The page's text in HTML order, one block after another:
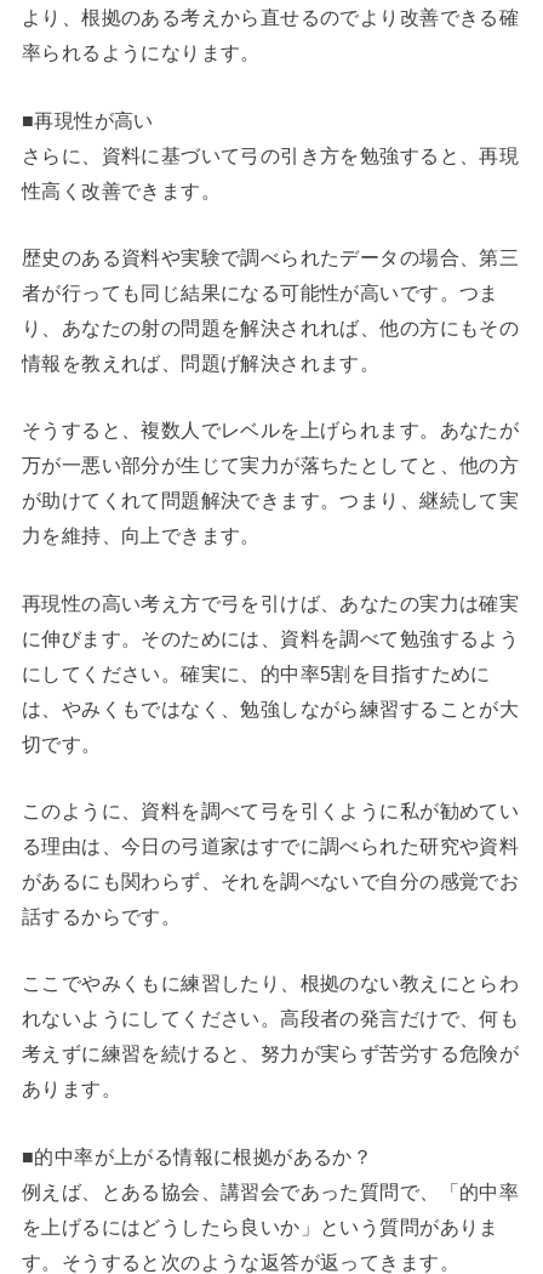
より、根拠のある考えから直せるのでより改善できる確
率られるようになります。
■再現性が高い
さらに、資料に基づいて弓の引き方を勉強すると、再現
性高く改善できます。
歴史のある資料や実験で調べられたデータの場合、第三
者が行っても同じ結果になる可能性が高いです。つま
り、あなたの射の問題を解決されれば、他の方にもその
情報を教えれば、問題げ解決されます。
そうすると、複数人でレベルを上げられます。あなたが
万が一悪い部分が生じて実力が落ちたとしてと、他の方
が助けてくれて問題解決できます。つまり、継続して実
力を維持、向上できます。
再現性の高い考え方で弓を引けば、あなたの実力は確実
に伸びます。そのためには、資料を調べて勉強するよう
にしてください。確実に、的中率5割を目指すために
は、やみくもではなく、勉強しながら練習することが大
切です。
このように、資料を調べて弓を引くように私が勧めてい
る理由は、今日の弓道家はすでに調べられた研究や資料
があるにも関わらず、それを調べないで自分の感覚でお
話するからです。
ここでやみくもに練習したり、根拠のない教えにとらわ
れないようにしてください。高段者の発言だけで、何も
考えずに練習を続けると、努力が実らず苦労する危険が
あります。
■的中率が上がる情報に根拠があるか？
例えば、とある協会、講習会であった質問で、「的中率
を上げるにはどうしたら良いか」という質問がありま
す。そうすると次のような返答が返ってきます。